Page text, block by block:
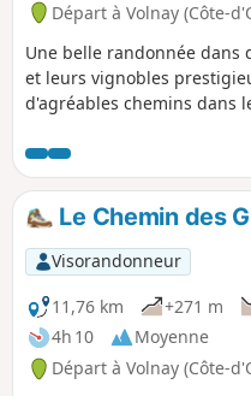
Départ à Volnay (Côte-
Une belle randonnée dans
et leurs vignobles
d'agréables chemins dans
idéalement en tout début
pour déguster les couleurs
Le Chemin des
Visorandonneur
11,76 km
+271 m
4h 10
Moyenne
Départ à Volnay (Côte-